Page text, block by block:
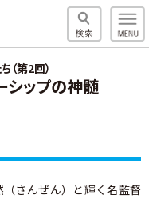
第2回）
シップの神髄
さんぜん）と輝く名監督